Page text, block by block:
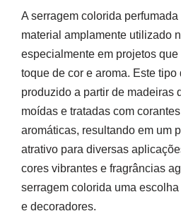
A serragem colorida
material amplamente utilizado
especialmente em projetos
toque de cor e aroma. Este tipo
produzido a partir de madeiras
moídas e tratadas com
aromáticas, resultando em um
atrativo para diversas
cores vibrantes e fragrâncias
serragem colorida uma
e decoradores.